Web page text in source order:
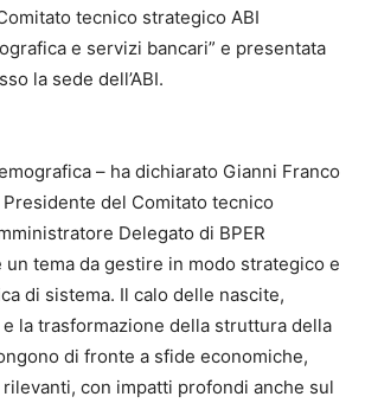
tecnico strategico ABI
e servizi bancari” e presentata
la sede dell’ABI.
– ha dichiarato Gianni Franco
Presidente del Comitato tecnico
Delegato di BPER
un tema da gestire in modo strategico e
di sistema. Il calo delle nascite,
e la trasformazione della struttura della
di fronte a sfide economiche,
con impatti profondi anche sul